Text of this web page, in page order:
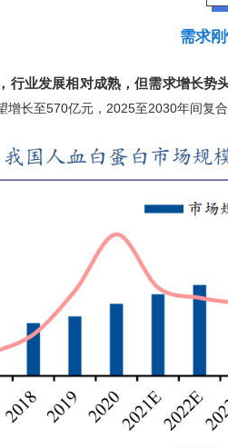
需求
行业发展相对成熟，但需求增长势
长至570亿元，2025至2030年间复合